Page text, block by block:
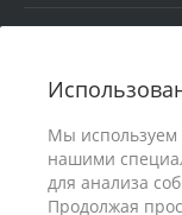
Мы используем
нашими
для анализа
Продолжая